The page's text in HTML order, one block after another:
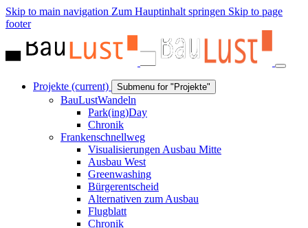
Skip to main navigation Zum Hauptinhalt springen Skip to page
footer
Projekte (current) Submenu for "Projekte"
BauLustWandeln
Park(ing)Day
Chronik
Frankenschnellweg
Visualisierungen Ausbau Mitte
Ausbau West
Greenwashing
Bürgerentscheid
Alternativen zum Ausbau
Flugblatt
Chronik